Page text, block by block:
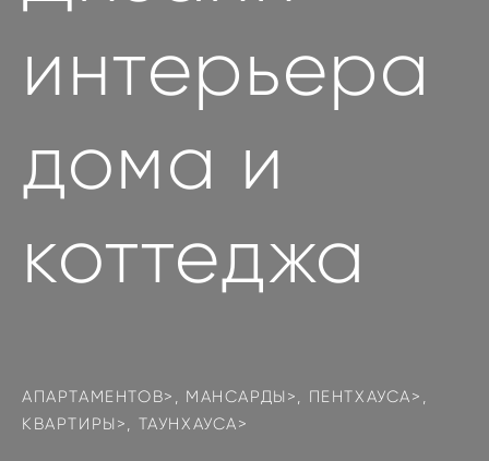
интерьера
дома и
коттеджа
АПАРТАМЕНТОВ> , МАНСАРДЫ>, ПЕНТХАУСА> ,
КВАРТИРЫ>, ТАУНХАУСА>